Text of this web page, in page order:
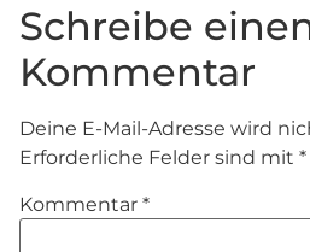
Schreibe
Kommentar
Deine E-Mail-Adresse wird
Erforderliche Felder sind mit *
Kommentar *